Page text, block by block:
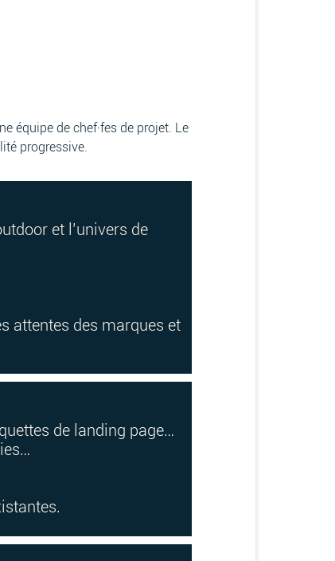
équipe de chef·fes de projet. Le
progressive.
et l’univers de
attentes des marques et
de landing page…